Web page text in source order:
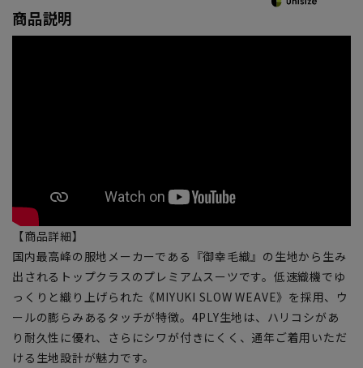
商品説明
【商品詳細】
国内最高峰の服地メーカーである『御幸毛織』の生地から生み
出されるトップクラスのプレミアムスーツです。低速織機でゆ
っくりと織り上げられた《MIYUKI SLOW WEAVE》を採用、ウ
ールの膨らみあるタッチが特徴。4PLY生地は、ハリコシがあ
り耐久性に優れ、さらにシワが付きにくく、通年ご着用いただ
ける生地設計が魅力です。